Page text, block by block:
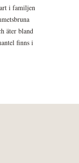
i familjen
äter bland
finns i